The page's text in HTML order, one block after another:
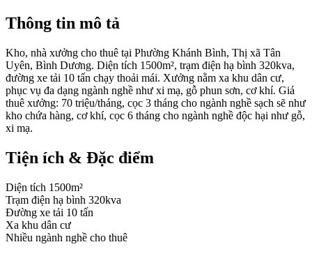
Thông tin mô tả
Kho, nhà xưởng cho thuê tại Phường Khánh Bình, Thị xã Tân
Uyên, Bình Dương. Diện tích 1500m², trạm điện hạ bình 320kva,
đường xe tải 10 tấn chạy thoải mái. Xưởng nằm xa khu dân cư,
phục vụ đa dạng ngành nghề như xi mạ, gỗ phun sơn, cơ khí. Giá
thuê xưởng: 70 triệu/tháng, cọc 3 tháng cho ngành nghề sạch sẽ như
kho chứa hàng, cơ khí, cọc 6 tháng cho ngành nghề độc hại như gỗ,
xi mạ.
Tiện ích & Đặc điểm
Diện tích 1500m²
Trạm điện hạ bình 320kva
Đường xe tải 10 tấn
Xa khu dân cư
Nhiều ngành nghề cho thuê